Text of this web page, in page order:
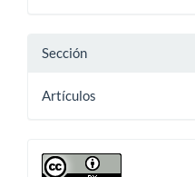
Sección
Artículos